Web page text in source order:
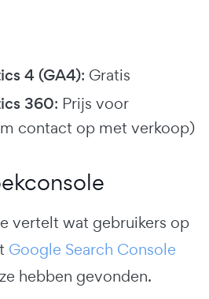
4 (GA4): Gratis
360: Prijs voor
contact op met verkoop)
vertelt wat gebruikers op
Google Search Console
hebben gevonden.